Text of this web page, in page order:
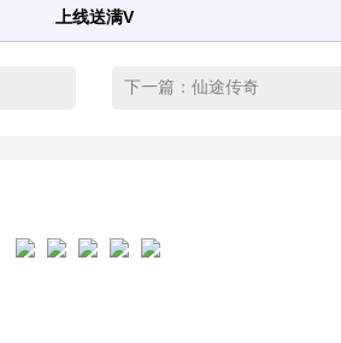
上线送满V
下一篇： 仙途传奇